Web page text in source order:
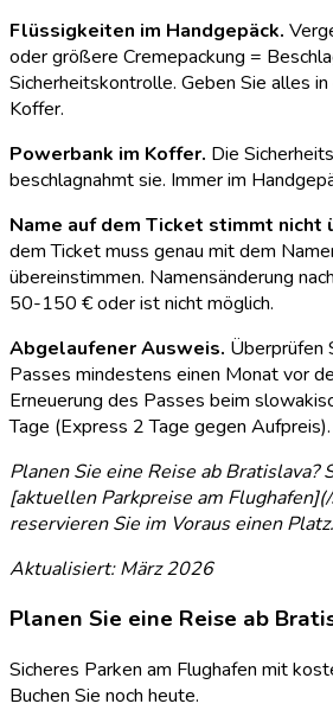
Flüssigkeiten im Handgepäck.
oder größere Cremepackung =
Sicherheitskontrolle. Geben Sie alles
Koffer.
Powerbank im Koffer. Die
beschlagnahmt sie. Immer im
Name auf dem Ticket stimmt nicht
dem Ticket muss genau mit dem
übereinstimmen. Namensänderung
50-150 € oder ist nicht möglich.
Abgelaufener Ausweis. Überprüfen
Passes mindestens einen Monat vor
Erneuerung des Passes beim
Tage (Express 2 Tage gegen Aufpreis).
Planen Sie eine Reise ab Bratislava?
[aktuellen Parkpreise am
reservieren Sie im Voraus einen Platz.
Aktualisiert: März 2026
Planen Sie eine Reise ab
Sicheres Parken am Flughafen mit
Buchen Sie noch heute.